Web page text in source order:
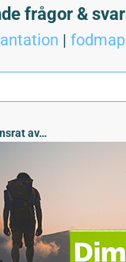
frågor & svar
|fodmap
av…